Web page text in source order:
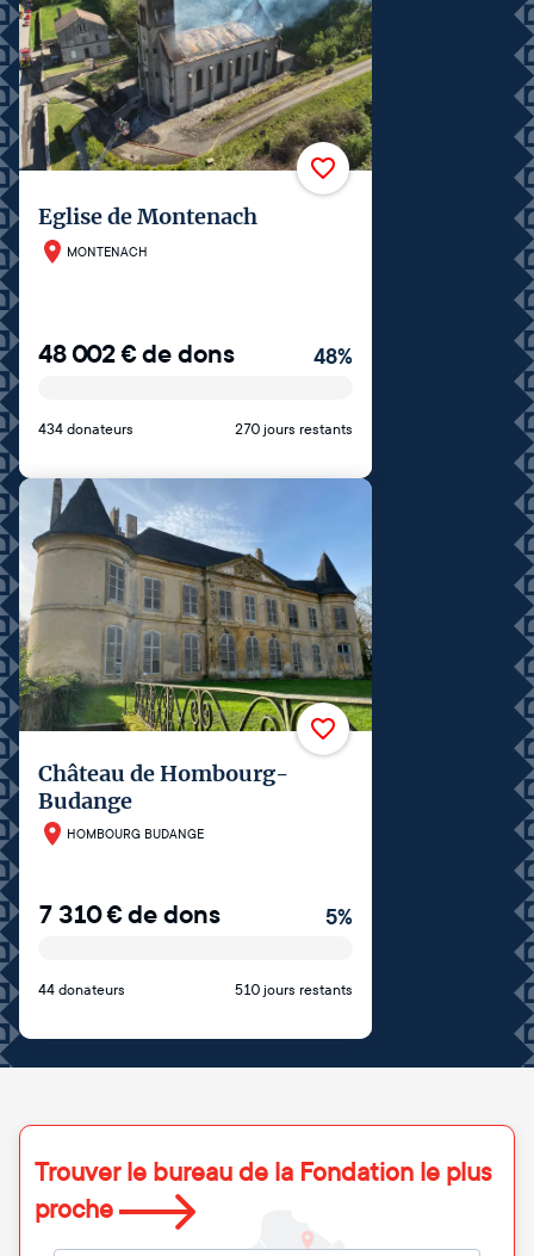
Eglise de Montenach
MONTENACH
48 002€de dons 48%
434 donateurs 270 jours restants
Château de Hombourg-
Budange
HOMBOURG BUDANGE
7 310€de dons 5%
44 donateurs 510 jours restants
Trouver le bureau de la Fondation le plus
proche